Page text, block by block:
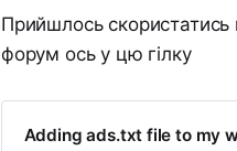
Прийшлось
форум ось у цю гілку
Adding ads.txt file to my